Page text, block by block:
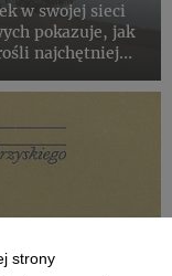
w swojej sieci
pokazuje, jak
najchętniej
królują
strony